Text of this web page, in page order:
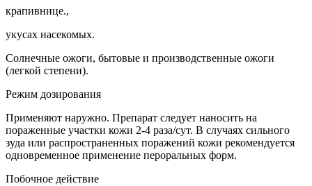
крапивнице.,
укусах насекомых.
Солнечные ожоги, бытовые и производственные ожоги
(легкой степени).
Режим дозирования
Применяют наружно. Препарат следует наносить на
пораженные участки кожи 2-4 раза/сут. В случаях сильного
зуда или распространенных поражений кожи рекомендуется
одновременное применение пероральных форм.
Побочное действие